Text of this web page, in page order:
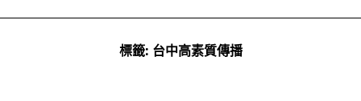
標籤: 台中高素質傳播